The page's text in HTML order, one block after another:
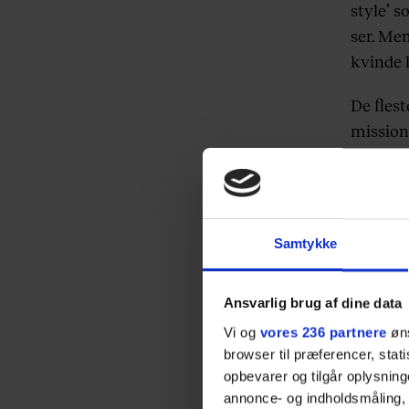
Samtykke
Ansvarlig brug af dine data
Vi og vores 236 partnere
browser til præferencer,
opbevarer og tilgår
annonce- og
style’
ser.
kvinde
De
Sex
være
varmt
Helt
med